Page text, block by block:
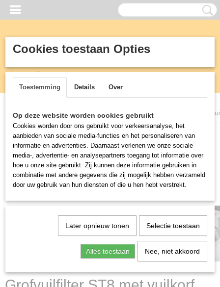
Inloggen Registreren
Home >Vetafscheiders>Afvalwater filters>Grofvuilfilter ST8 met
Cookies toestaan Opties
Toestemming Details Over
Op deze website worden cookies gebruikt
Cookies worden door ons gebruikt voor verkeersanalyse, het
aanbieden van sociale media-functies en het personaliseren van
informatie en advertenties. Daarnaast verlenen we onze sociale
media-, advertentie- en analysepartners toegang tot informatie over
hoe u onze site gebruikt. Zij kunnen deze informatie gebruiken in
combinatie met andere gegevens die zij mogelijk hebben verzameld
door uw gebruik van hun diensten of die u hen hebt verstrekt.
Later opnieuw tonen Selectie toestaan
Alles toestaan Nee, niet akkoord